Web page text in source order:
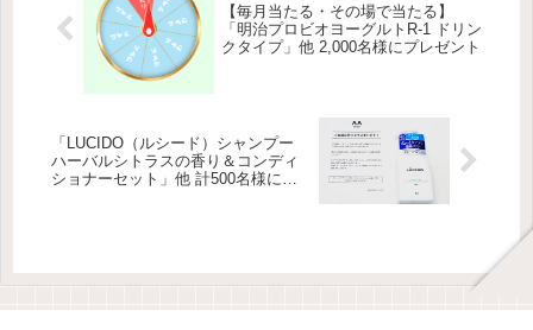
【毎月当たる・その場で当たる】
「明治プロビオヨーグルトR-1 ドリン
クタイプ」他 2,000名様にプレゼント
「LUCIDO（ルシード）シャンプー
ハーバルシトラスの香り＆コンディ
ショナーセット」他 計500名様にプ